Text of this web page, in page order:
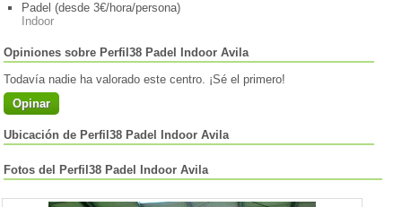
Padel (desde 3€/hora/persona)
Indoor
Opiniones sobre Perfil38 Padel Indoor Avila
Todavía nadie ha valorado este centro. ¡Sé el primero!
Opinar
Ubicación de Perfil38 Padel Indoor Avila
Fotos del Perfil38 Padel Indoor Avila